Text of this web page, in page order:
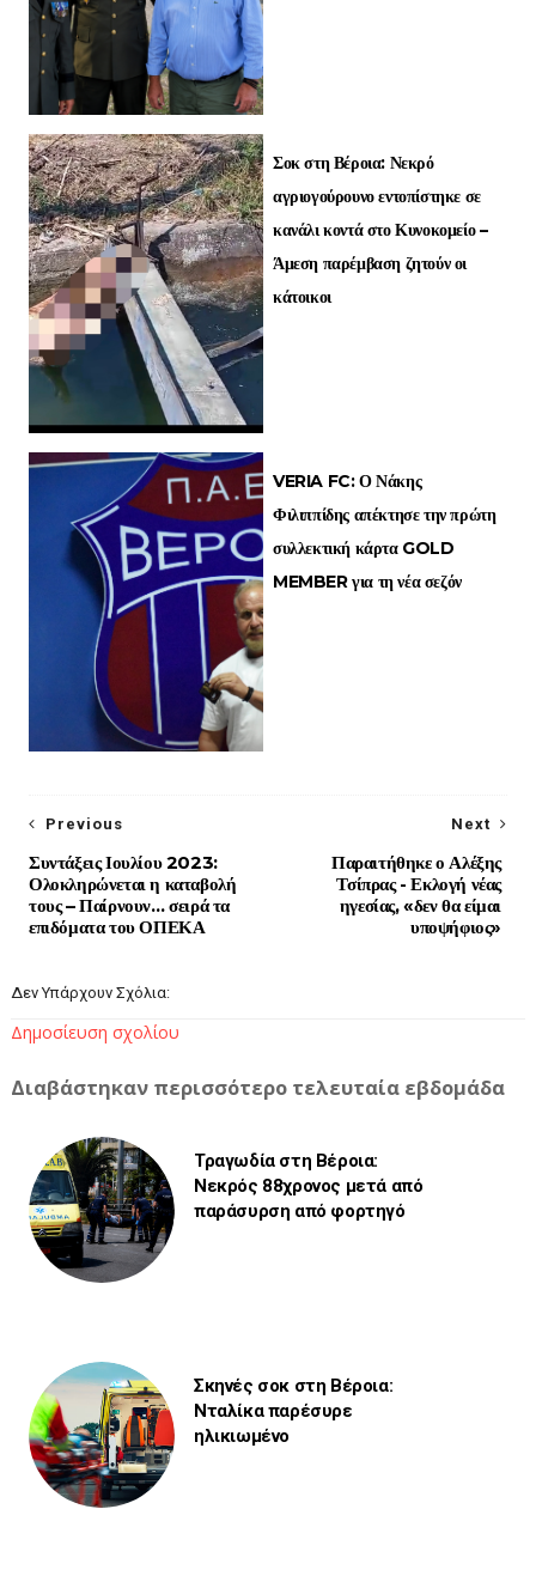
Σοκ στη Βέροια: Νεκρό
αγριογούρουνο εντοπίστηκε σε
κανάλι κοντά στο Κυνοκομείο –
Άμεση παρέμβαση ζητούν οι
κάτοικοι
VERIA FC: Ο Νάκης
Φιλιππίδης απέκτησε την πρώτη
συλλεκτική κάρτα GOLD
MEMBER για τη νέα σεζόν
Next
Παραιτήθηκε ο Αλέξης
Τσίπρας - Εκλογή νέας
ηγεσίας, «δεν θα είμαι
υποψήφιος»
Previous
Συντάξεις Ιουλίου 2023:
Ολοκληρώνεται η καταβολή
τους – Παίρνουν… σειρά τα
επιδόματα του ΟΠΕΚΑ
Δεν Υπάρχουν Σχόλια:
Δημοσίευση σχολίου
Διαβάστηκαν περισσότερο τελευταία εβδομάδα
Τραγωδία στη Βέροια:
Νεκρός 88χρονος μετά από
παράσυρση από φορτηγό
Σκηνές σοκ στη Βέροια:
Νταλίκα παρέσυρε
ηλικιωμένο